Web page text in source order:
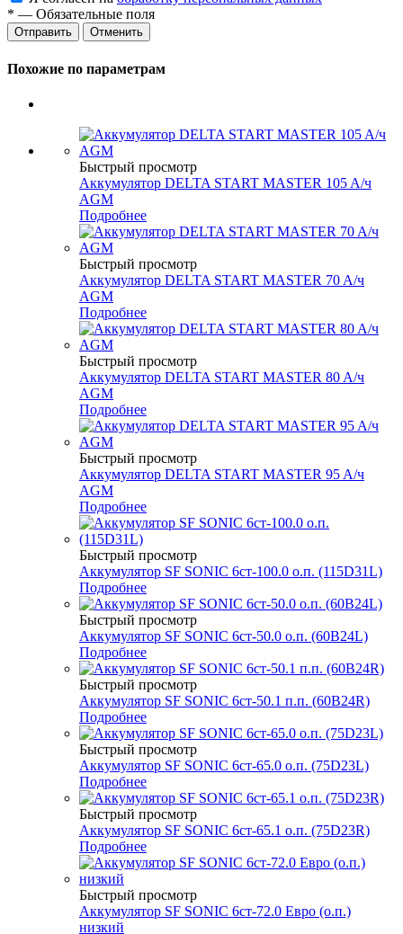
* — Обязательные поля
Отменить
Похожие по параметрам
Быстрый просмотр
Аккумулятор DELTA START MASTER 105 A/ч
AGM
Подробнее
Быстрый просмотр
Аккумулятор DELTA START MASTER 70 A/ч
AGM
Подробнее
Быстрый просмотр
Аккумулятор DELTA START MASTER 80 A/ч
AGM
Подробнее
Быстрый просмотр
Аккумулятор DELTA START MASTER 95 A/ч
AGM
Подробнее
Быстрый просмотр
Аккумулятор SF SONIC 6ст-100.0 о.п. (115D31L)
Подробнее
Быстрый просмотр
Аккумулятор SF SONIC 6ст-50.0 о.п. (60B24L)
Подробнее
Быстрый просмотр
Аккумулятор SF SONIC 6ст-50.1 п.п. (60B24R)
Подробнее
Быстрый просмотр
Аккумулятор SF SONIC 6ст-65.0 о.п. (75D23L)
Подробнее
Быстрый просмотр
Аккумулятор SF SONIC 6ст-65.1 о.п. (75D23R)
Подробнее
Быстрый просмотр
Аккумулятор SF SONIC 6ст-72.0 Евро (о.п.)
низкий